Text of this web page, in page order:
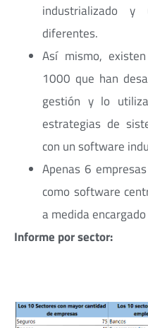
industrializado y
diferentes.
Así mismo,
1000 que han
gestión y lo
estrategias de
con un software
Apenas 6
como software
a medida
Informe por sector: